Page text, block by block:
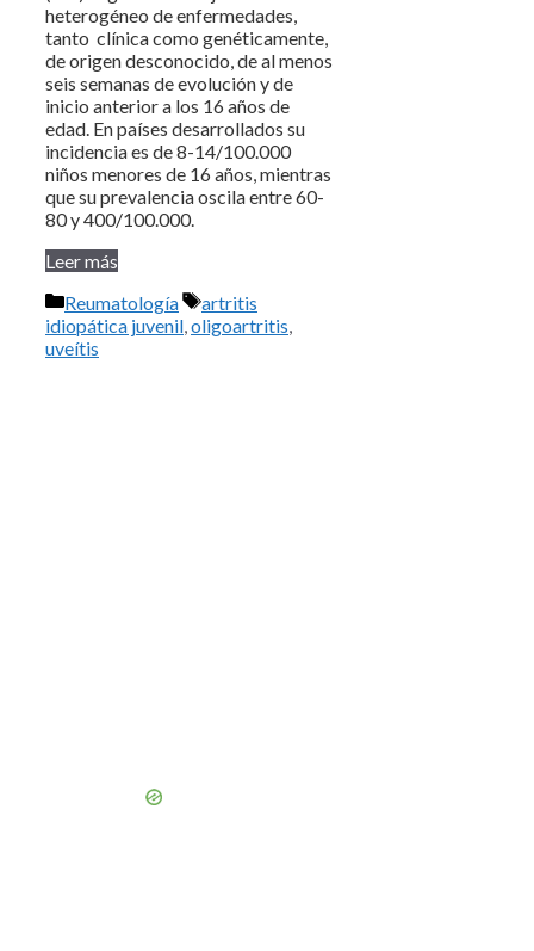
heterogéneo de enfermedades,
tanto clínica como genéticamente,
de origen desconocido, de al menos
seis semanas de evolución y de
inicio anterior a los 16 años de
edad. En países desarrollados su
incidencia es de 8-14/100.000
niños menores de 16 años, mientras
que su prevalencia oscila entre 60-
80 y 400/100.000.
Leer más
Categorías
Reumatología Etiquetas
artritis
idiopática juvenil,oligoartritis,
uveítis